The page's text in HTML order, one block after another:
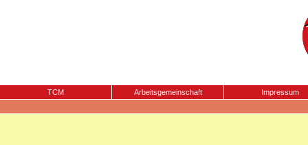
TCM Arbeitsgemeinschaft Impressum